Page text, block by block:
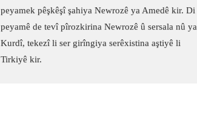
peyamek pêşkêşî şahiya Newrozê ya Amedê kir. Di
peyamê de tevî pîrozkirina Newrozê û sersala nû ya
Kurdî, tekezî li ser girîngiya serêxistina aştiyê li
Tirkiyê kir.